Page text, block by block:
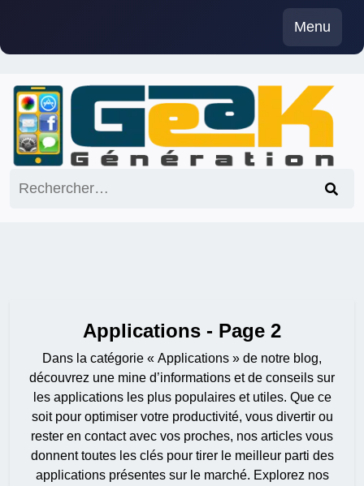
content
Menu
Applications - Page 2
Dans la catégorie « Applications » de notre blog,
découvrez une mine d’informations et de conseils sur
les applications les plus populaires et utiles. Que ce
soit pour optimiser votre productivité, vous divertir ou
rester en contact avec vos proches, nos articles vous
donnent toutes les clés pour tirer le meilleur parti des
applications présentes sur le marché. Explorez nos